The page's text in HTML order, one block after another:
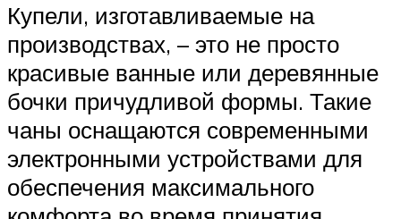
Купели, изготавливаемые на
производствах, – это не просто
красивые ванные или деревянные
бочки причудливой формы. Такие
чаны оснащаются современными
электронными устройствами для
обеспечения максимального